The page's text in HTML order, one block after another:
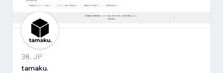
38, JP
tamaku.